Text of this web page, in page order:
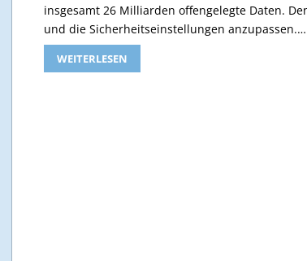
insgesamt 26 Milliarden offengelegte Daten.
und die Sicherheitseinstellungen anzupassen.…
WEITERLESEN